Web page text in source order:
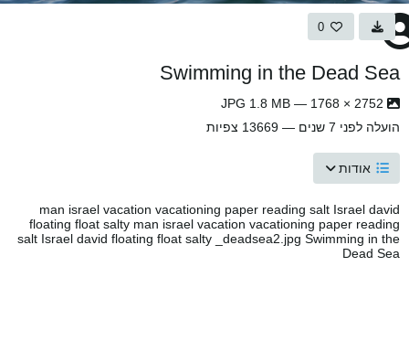
0
Swimming in the Dead Sea
הועלה לפני 7 שנים — 13669 צפיות
אודות
man israel vacation vacationing paper reading salt Israel david
floating float salty man israel vacation vacationing paper reading
salt Israel david floating float salty _deadsea2.jpg Swimming in the
Dead Sea